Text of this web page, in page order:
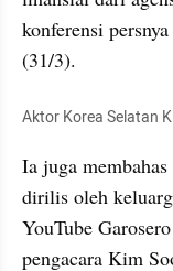
konferensi
(31/3).
Aktor Korea Selatan
Ia juga
dirilis oleh
YouTube
pengacara Kim